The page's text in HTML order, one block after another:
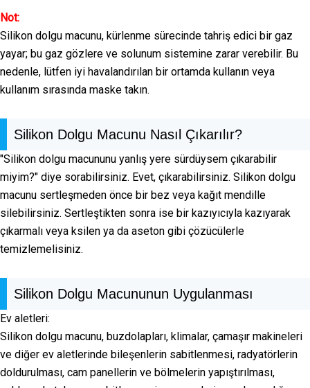
Not:
Silikon dolgu macunu, kürlenme sürecinde tahriş edici bir gaz
yayar; bu gaz gözlere ve solunum sistemine zarar verebilir. Bu
nedenle, lütfen iyi havalandırılan bir ortamda kullanın veya
kullanım sırasında maske takın.
Silikon Dolgu Macunu Nasıl Çıkarılır?
"Silikon dolgu macununu yanlış yere sürdüysem çıkarabilir
miyim?" diye sorabilirsiniz. Evet, çıkarabilirsiniz. Silikon dolgu
macunu sertleşmeden önce bir bez veya kağıt mendille
silebilirsiniz. Sertleştikten sonra ise bir kazıyıcıyla kazıyarak
çıkarmalı veya ksilen ya da aseton gibi çözücülerle
temizlemelisiniz.
Silikon Dolgu Macununun Uygulanması
Ev aletleri:
Silikon dolgu macunu, buzdolapları, klimalar, çamaşır makineleri
ve diğer ev aletlerinde bileşenlerin sabitlenmesi, radyatörlerin
doldurulması, cam panellerin ve bölmelerin yapıştırılması,